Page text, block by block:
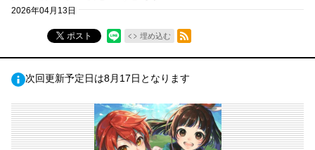
2026年04月13日
ポスト 埋め込む
RSSフィード
次回更新予定日は8月17日となります